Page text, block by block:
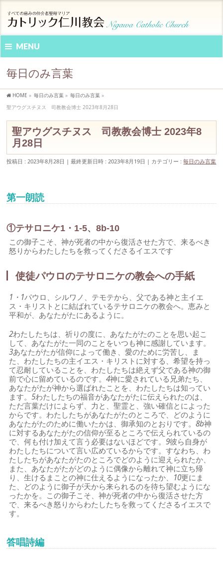
MENU
毎日のみ言葉
HOME » 毎日のみ言葉 » 毎日のみ言葉 »
聖アウグスチヌス 司教教会博士 2023年8月28日
聖アウグスチヌス 司教教会博士 2023年8
月28日
投稿日 : 2023年8月28日 最終更新日時 : 2023年8月19日 カテゴリー :毎日のみ言葉
第一朗読
①テサロニケ1・1-5、8b-10
この御子こそ、神が死者の中から復活させた方で、来るべき
怒りからわたしたちを救ってくださるイエスです
使徒パウロのテサロニケの教会への手紙
1・1パウロ、シルワノ、テモテから、父である神と主イエ
ス・キリストとに結ばれているテサロニケの教会へ。恵みと
平和が、あなたがたにあるように。
2わたしたちは、祈りの度に、あなたがたのことを思い起こ
して、あなたがた一同のことをいつも神に感謝しています。
3あなたがたが信仰によって働き、愛のために労苦し、ま
た、わたしたちの主イエス・キリストに対する、希望を持っ
て忍耐していることを、わたしたちは絶えず父である神の御
前で心に留めているのです。4神に愛されている兄弟たち、
あなたがたが神から選ばれたことを、わたしたちは知ってい
ます。5わたしたちの福音があなたがたに伝えられたのは、
ただ言葉だけによらず、力と、聖霊と、強い確信とによった
からです。わたしたちがあなたがたのところで、どのように
あなたがたのために働いたかは、御承知のとおりです。8b神
に対するあなたがたの信仰が至るところで伝えられているの
で、何も付け加えて言う必要はないほどです。9彼ら自身が
わたしたちについて言い広めているからです。すなわち、わ
たしたちがあなたがたのところでどのように迎えられたか、
また、あなたがたがどのように偶像から離れて神に立ち帰
り、生けるまことの神に仕えるようになったか、 10更にま
た、どのように御子が天から来られるのを待ち望むようにな
ったかを。この御子こそ、神が死者の中から復活させた方
で、来るべき怒りからわたしたちを救ってくださるイエスで
す。
答唱詩編